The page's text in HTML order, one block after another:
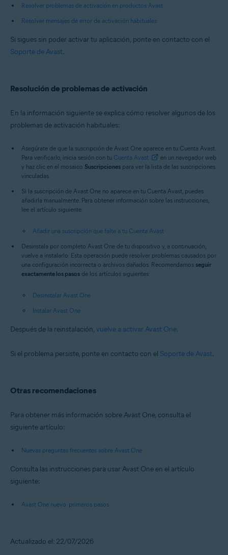
Resolver problemas de activación en productos Avast
Resolver mensajes de error de activación habituales
Si sigues sin poder activar tu aplicación, ponte en contacto con el
Soporte de Avast.
Resolución de problemas de activación
En la información siguiente se explica cómo resolver algunos de los
problemas de activación habituales:
Asegúrate de que la suscripción de Avast One aparece en tu Cuenta Avast.
Para verificarlo, inicia sesión con tu Cuenta Avast
en un navegador web
y haz clic en el mosaico Suscripciones para ver la lista de las suscripciones
vinculadas.
Si la suscripción de Avast One no aparece en tu Cuenta Avast, puedes
añadirla manualmente. Para obtener información sobre las instrucciones,
lee el artículo siguiente:
Añadir una suscripción que falte a tu Cuenta Avast
Desinstala por completo Avast One de tu dispositivo y, a continuación,
vuelve a instalarlo. Esta operación puede resolver problemas causados por
una configuración incorrecta o archivos dañados. Recomendamos seguir
exactamente los pasos de los artículos siguientes:
Desinstalar Avast One
Instalar Avast One
Después de la reinstalación, vuelve a activar Avast One.
Si el problema persiste, ponte en contacto con el Soporte de Avast.
Otras recomendaciones
Para obtener más información sobre Avast One, consulta el
siguiente artículo:
Nuevas preguntas frecuentes sobre Avast One
Consulta las instrucciones para usar Avast One en el artículo
siguiente:
Avast One nuevo: primeros pasos
Actualizado el: 22/07/2026